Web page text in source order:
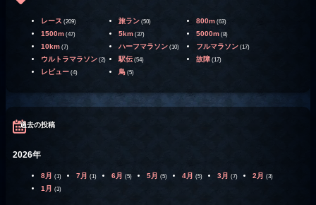
レース (209) 旅ラン (50) 800m (63)
1500m (47) 5km (37) 5000m (8)
10km (7) ハーフマラソン (10) フルマラソン (17)
ウルトラマラソン (2) 駅伝 (54) 故障 (17)
レビュー (4) 鳥 (5)
過去の投稿
2026年
8月 (1) 7月 (1) 6月 (5) 5月 (5) 4月 (5) 3月 (7) 2月 (3)
1月 (3)